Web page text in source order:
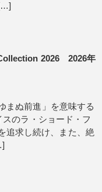
2026 2026年
まぬ前進」を意味する
のラ・ショード・フ
追求し続け、また、絶